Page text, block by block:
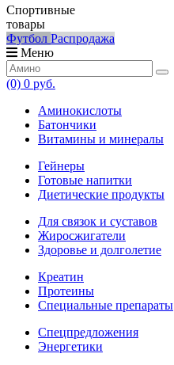
Спортивные
товары
Футбол Распродажа
Меню
(0) 0 руб.
Аминокислоты
Батончики
Витамины и минералы
Гейнеры
Готовые напитки
Диетические продукты
Для связок и суставов
Жиросжигатели
Здоровье и долголетие
Креатин
Протеины
Специальные препараты
Спецпредложения
Энергетики